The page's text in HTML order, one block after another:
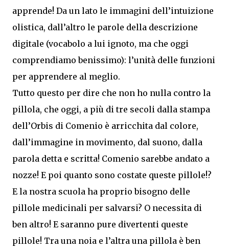
apprende! Da un lato le immagini dell’intuizione
olistica, dall’altro le parole della descrizione
digitale (vocabolo a lui ignoto, ma che oggi
comprendiamo benissimo): l’unità delle funzioni
per apprendere al meglio.
Tutto questo per dire che non ho nulla contro la
pillola, che oggi, a più di tre secoli dalla stampa
dell’Orbis di Comenio è arricchita dal colore,
dall’immagine in movimento, dal suono, dalla
parola detta e scritta! Comenio sarebbe andato a
nozze! E poi quanto sono costate queste pillole!?
E la nostra scuola ha proprio bisogno delle
pillole medicinali per salvarsi? O necessita di
ben altro! E saranno pure divertenti queste
pillole! Tra una noia e l’altra una pillola è ben